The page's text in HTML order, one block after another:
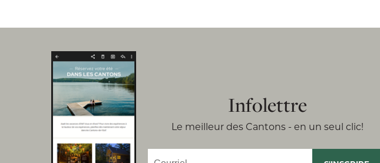
Infolettre
Le meilleur des Cantons - en un seul clic!